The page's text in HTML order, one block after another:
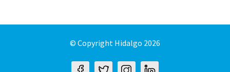
© Copyright Hidalgo 2026